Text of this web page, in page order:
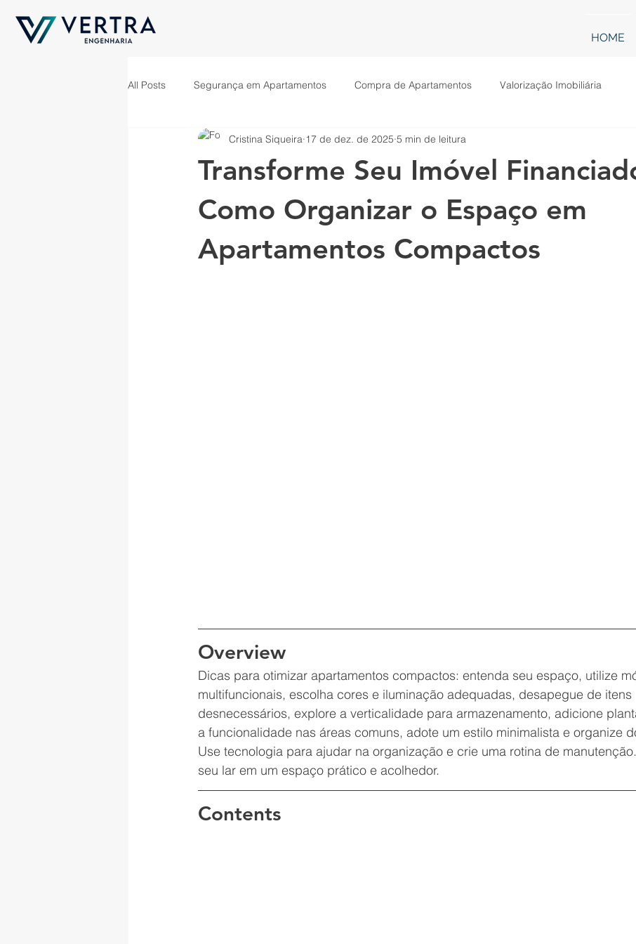
HOME
All Posts Segurança em Apartamentos Compra de Apartamentos Valorização Imobiliária
Sustentabilidade em Apartamentos Mobilidade Urbana em Apartamentos
Apartamentos Pet-Friendly Decoração em Apartamentos
Escolha de Bairro para Apartamentos Other Segurança ISO 9001
Transforme Seu Imóvel
Como Organizar o Espaço em
Apartamentos Compactos
Cristina Siqueira 17 de dez. de 2025 5 min de leitura
Overview
Dicas para otimizar apartamentos compactos: entenda seu espaço, utilize
multifuncionais, escolha cores e iluminação adequadas, desapegue de itens
desnecessários, explore a verticalidade para armazenamento, adicione
a funcionalidade nas áreas comuns, adote um estilo minimalista e organize
Use tecnologia para ajudar na organização e crie uma rotina de
seu lar em um espaço prático e acolhedor.
Contents